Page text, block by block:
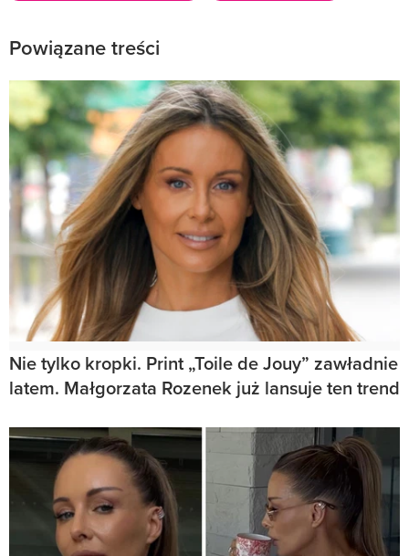
Powiązane treści
Nie tylko kropki. Print „Toile de Jouy” zawładnie
latem. Małgorzata Rozenek już lansuje ten trend